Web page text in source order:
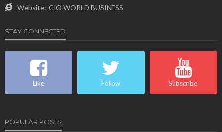
Website: CIO WORLD BUSINESS
STAY CONNECTED
Like Follow Subscribe
POPULAR POSTS